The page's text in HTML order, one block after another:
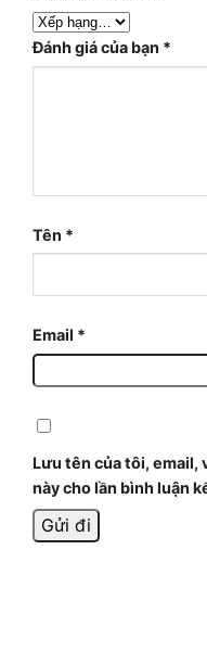
Đánh giá của bạn *
Tên *
Email *
Lưu tên của tôi,
này cho lần bình luận